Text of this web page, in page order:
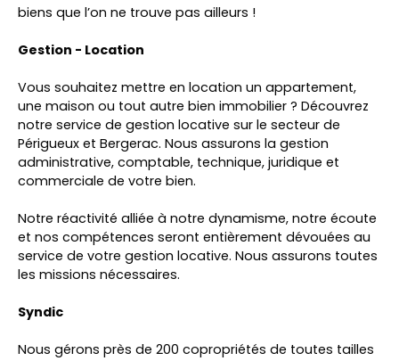
biens que l’on ne trouve pas ailleurs !
Gestion - Location
Vous souhaitez mettre en location un appartement,
une maison ou tout autre bien immobilier ? Découvrez
notre service de gestion locative sur le secteur de
Périgueux et Bergerac. Nous assurons la gestion
administrative, comptable, technique, juridique et
commerciale de votre bien.
Notre réactivité alliée à notre dynamisme, notre écoute
et nos compétences seront entièrement dévouées au
service de votre gestion locative. Nous assurons toutes
les missions nécessaires.
Syndic
Nous gérons près de 200 copropriétés de toutes tailles